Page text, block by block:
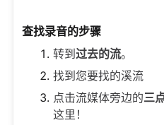
查找录音的步骤
转到 过去的流。
找到您要找的溪流
点击流媒体旁边的三
这里！